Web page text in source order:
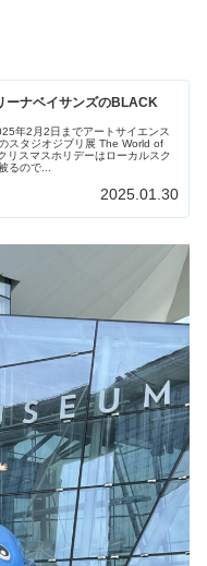
ーナベイサンズのBLACK
年2月2日までアートサイエンス
スタジオジブリ展 The World of
リスマスホリデーはローカルスク
るので...
2025.01.30